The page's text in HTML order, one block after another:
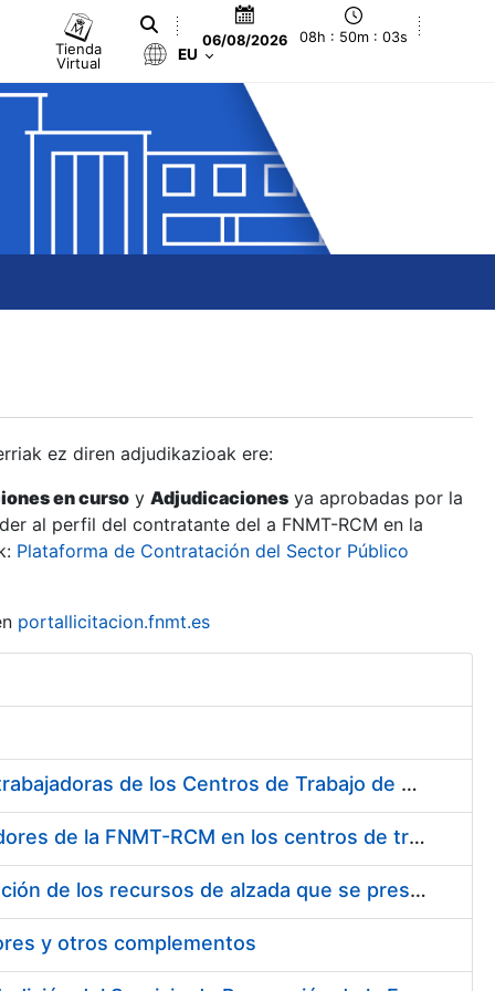
Tienda
Virtual
06/08/2026 08h : 50m : 04s
EU
ez diren adjudikazioak ere:
en curso y Adjudicaciones ya aprobadas por la
al perfil del contratante del a FNMT-RCM en la
Plataforma de Contratación del Sector Público
portallicitacion.fnmt.es
Suministro de Protectores Auditivos a medida para las personas trabajadoras de los Centros de Trabajo de Madrid y Burgos
Suministro de gafas graduadas antiproyecciones para los trabajadores de la FNMT-RCM en los centros de trabajo de Madrid y Burgos
Servicios de una empresa externa para el asesoramiento y resolución de los recursos de alzada que se presentan relacionados con procesos de selección para la FNMT-RCM
y otros complementos